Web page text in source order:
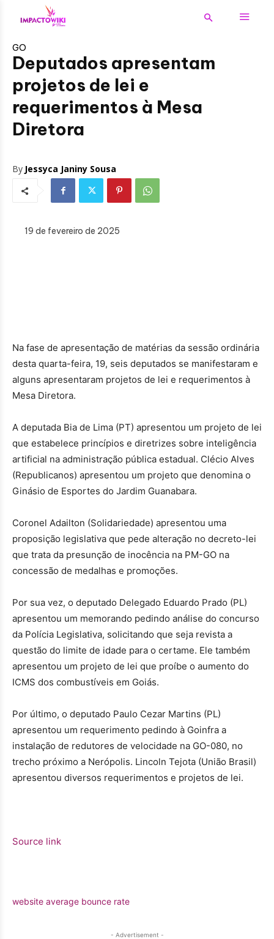
GO
Deputados apresentam
projetos de lei e
requerimentos à Mesa
Diretora
By Jessyca Janiny Sousa
19 de fevereiro de 2025
Na fase de apresentação de matérias da sessão ordinária
desta quarta-feira, 19, seis deputados se manifestaram e
alguns apresentaram projetos de lei e requerimentos à
Mesa Diretora.
A deputada Bia de Lima (PT) apresentou um projeto de lei
que estabelece princípios e diretrizes sobre inteligência
artificial na administração pública estadual. Clécio Alves
(Republicanos) apresentou um projeto que denomina o
Ginásio de Esportes do Jardim Guanabara.
Coronel Adailton (Solidariedade) apresentou uma
proposição legislativa que pede alteração no decreto-lei
que trata da presunção de inocência na PM-GO na
concessão de medalhas e promoções.
Por sua vez, o deputado Delegado Eduardo Prado (PL)
apresentou um memorando pedindo análise do concurso
da Polícia Legislativa, solicitando que seja revista a
questão do limite de idade para o certame. Ele também
apresentou um projeto de lei que proíbe o aumento do
ICMS dos combustíveis em Goiás.
Por último, o deputado Paulo Cezar Martins (PL)
apresentou um requerimento pedindo à Goinfra a
instalação de redutores de velocidade na GO-080, no
trecho próximo a Nerópolis. Lincoln Tejota (União Brasil)
apresentou diversos requerimentos e projetos de lei.
Source link
website average bounce rate
- Advertisement -